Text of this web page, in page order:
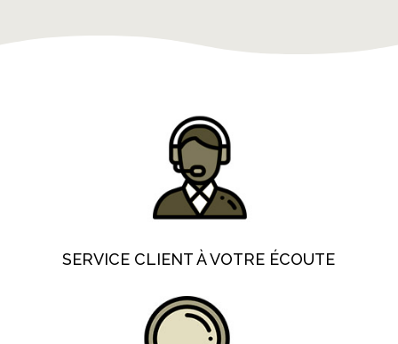
SERVICE CLIENT À VOTRE ÉCOUTE